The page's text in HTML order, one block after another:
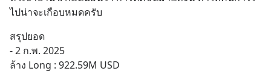
ไปน่าจะเกือบหมดครับ
สรุปยอด
- 2 ก.พ. 2025
ล้าง Long : 922.59M USD